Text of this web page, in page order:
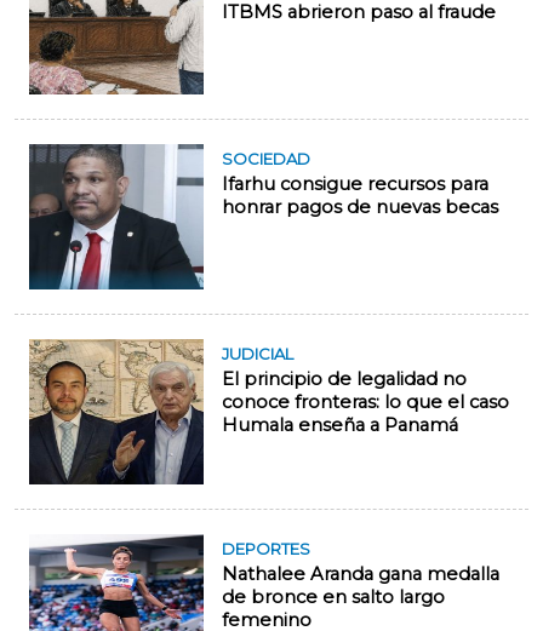
ITBMS abrieron paso al fraude
SOCIEDAD
Ifarhu consigue recursos para
honrar pagos de nuevas becas
JUDICIAL
El principio de legalidad no
conoce fronteras: lo que el caso
Humala enseña a Panamá
DEPORTES
Nathalee Aranda gana medalla
de bronce en salto largo
femenino